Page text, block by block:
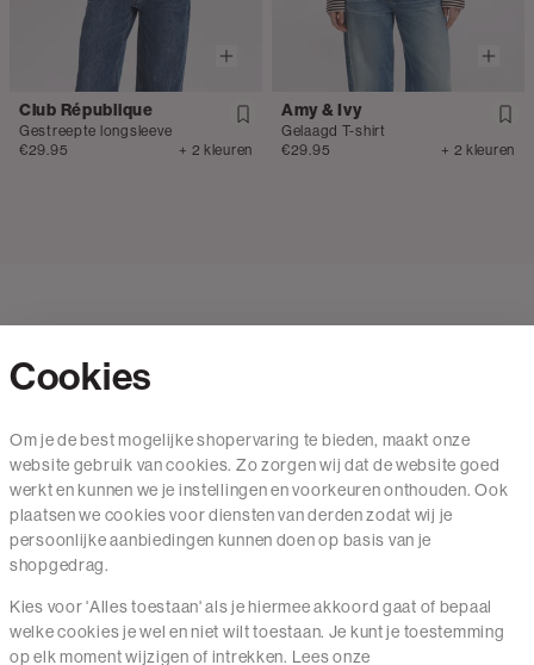
Club République
Gestreepte longsleeve
€29.95
+ 2 kleuren
Amy & Ivy
Gelaagd T-shirt
€29.95
+ 2 kleuren
Mail ons
020 - 3412 650
Van maandag t/m vrijdag van 8.30 uur tot 18.00 uur.
Service
Cookies
Om je de best mogelijke shopervaring te bieden, maakt onze
website gebruik van cookies. Zo zorgen wij dat de website goed
werkt en kunnen we je instellingen en voorkeuren onthouden. Ook
plaatsen we cookies voor diensten van derden zodat wij je
persoonlijke aanbiedingen kunnen doen op basis van je
shopgedrag.
Kies voor 'Alles toestaan' als je hiermee akkoord gaat of bepaal
welke cookies je wel en niet wilt toestaan. Je kunt je toestemming
op elk moment wijzigen of intrekken. Lees onze